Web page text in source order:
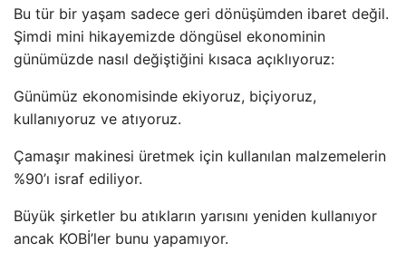
Bu tür bir yaşam sadece geri dönüşümden ibaret değil.
Şimdi mini hikayemizde döngüsel ekonominin
günümüzde nasıl değiştiğini kısaca açıklıyoruz:
Günümüz ekonomisinde ekiyoruz, biçiyoruz,
kullanıyoruz ve atıyoruz.
Çamaşır makinesi üretmek için kullanılan malzemelerin
%90’ı israf ediliyor.
Büyük şirketler bu atıkların yarısını yeniden kullanıyor
ancak KOBİ’ler bunu yapamıyor.